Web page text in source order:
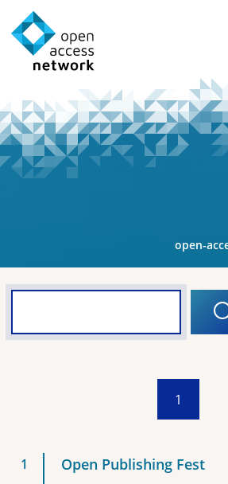
open-
1
Open Publishing Fest